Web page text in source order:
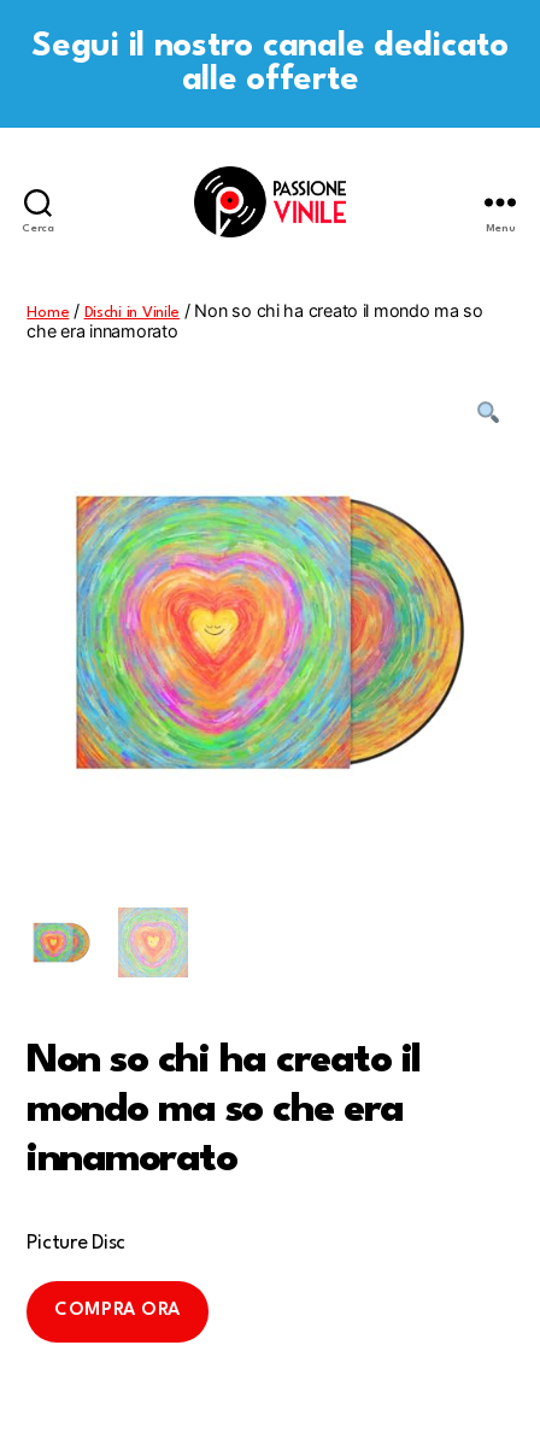
Segui il nostro canale dedicato
alle offerte
Cerca Menu
Home / Dischi in Vinile / Non so chi ha creato il mondo ma so
che era innamorato
Non so chi ha creato il
mondo ma so che era
innamorato
Picture Disc
COMPRA ORA